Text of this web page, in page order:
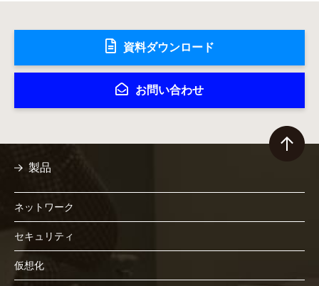
資料ダウンロード
お問い合わせ
製品
ネットワーク
セキュリティ
仮想化